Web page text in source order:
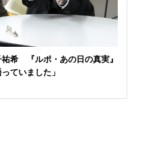
希 『ルポ・あの日の真実』
ていました」